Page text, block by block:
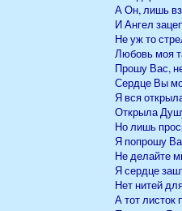
А Он, лишь
И Ангел
Не уж то
Любовь моя
Прошу Вас,
Сердце Вы
Я вся
Открыла
Но лишь
Я попрошу
Не делайте
Я сердце
Нет нитей
А тот